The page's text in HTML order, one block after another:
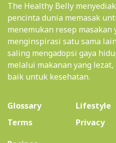
The Healthy Belly
pencinta dunia memasak
menemukan resep masakan
menginspirasi satu sama
saling mengadopsi gaya
melalui makanan yang
baik untuk kesehatan.
Glossary Lifestyle
Terms
Privacy